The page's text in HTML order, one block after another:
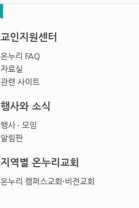
교인지원센터
온누리 FAQ
자료실
관련 사이트
행사와 소식
행사 · 모임
알림판
지역별 온누리교회
온누리 캠퍼스교회·비전교회